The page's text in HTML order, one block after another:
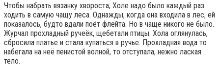
Чтобы набрать вязанку хвороста, Холе надо было каждый раз
ходить в самую чащу леса. Однажды, когда она входила в лес, ей
показалось, будто вдали поёт флейта. Но в чаще никого не было.
Журчал прохладный ручеёк, щебетали птицы. Хола оглянулась,
сбросила платье и стала купаться в ручье. Прохладная вода то
набегала на неё пенистой волной, то отступала, нежно лаская
тело.